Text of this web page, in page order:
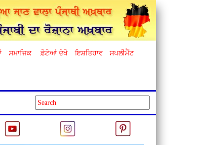
ਸਮਾਜਿਕ ਫ਼ੋਟੋਆਂ ਦੇਖੋ ਇਸ਼ਤਿਹਾਰ ਸਪਲੀਮੈਂਟ